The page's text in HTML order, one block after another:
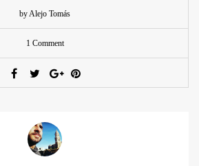
by Alejo Tomás
1 Comment